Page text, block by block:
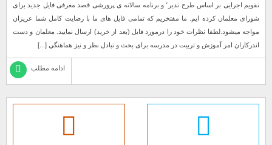
تقویم اجرایی بر اساس طرح تدیر٬ و برنامه سالانه ی پرورشی قصد معرفی فایل جدید برای
شورای معلمان کرده ایم. ما مفتخریم که تمامی فایل های ما با رضایت کامل شما عزیزان
مواجه میشود.لطفا نظرات خود را درمورد فایل (بعد از خرید) ارسال نمایید. معلمان و دست
اندرکاران امر آموزش و تربیت در مدرسه برای بحث و تبادل نظر و نیز هماهنگي [...]
ادامه مطلب